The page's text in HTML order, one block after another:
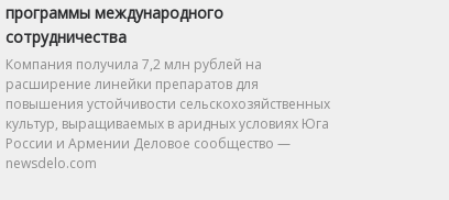
программы международного
сотрудничества
Компания получила 7,2 млн рублей на
расширение линейки препаратов для
повышения устойчивости сельскохозяйственных
культур, выращиваемых в аридных условиях Юга
России и Армении Деловое сообщество —
newsdelo.com